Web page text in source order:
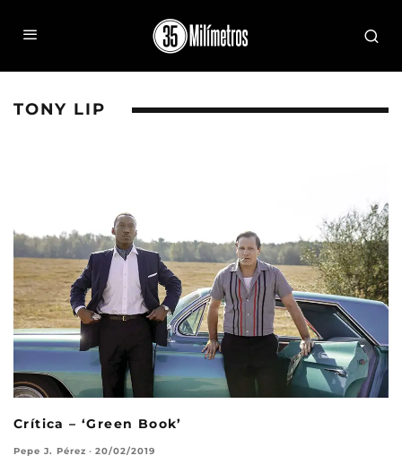
TONY LIP
Crítica – ‘Green Book’
Pepe J. Pérez · 20/02/2019